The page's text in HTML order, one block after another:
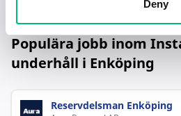
Deny
Populära jobb inom
underhåll i Enköping
Reservdelsman Enköping